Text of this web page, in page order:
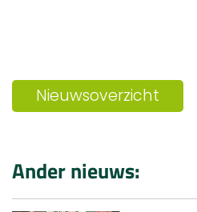
Nieuwsoverzicht
Ander nieuws: